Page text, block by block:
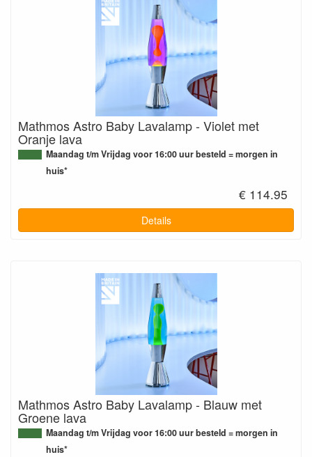
Mathmos Astro Baby Lavalamp - Violet met
Oranje lava
Maandag t/m Vrijdag voor 16:00 uur besteld = morgen in
huis*
€ 114.95
Details
Mathmos Astro Baby Lavalamp - Blauw met
Groene lava
Maandag t/m Vrijdag voor 16:00 uur besteld = morgen in
huis*